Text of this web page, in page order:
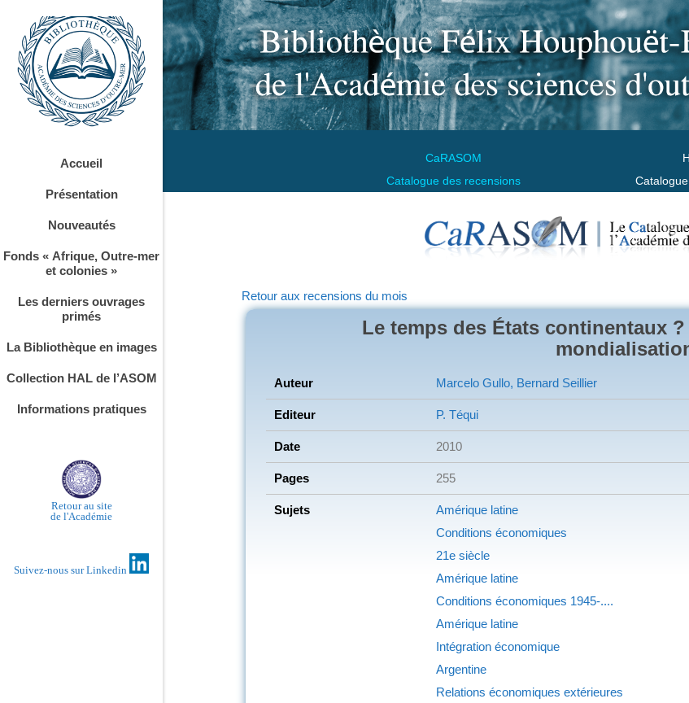
CaRASOM
Catalogue des recensions
Accueil
Présentation
Nouveautés
Fonds « Afrique, Outre-mer
et colonies »
Les derniers ouvrages
primés
La Bibliothèque en images
Collection HAL de l’ASOM
Informations pratiques
Retour au site
de l'Académie
Suivez-nous sur Linkedin
Retour aux recensions du mois
Le temps des États continentaux
Auteur Marcelo Gullo, Bernard Seillier
Editeur P. Téqui
Date 2010
Pages 255
Sujets
Amérique latine
Conditions économiques
21e siècle
Amérique latine
Conditions économiques 1945-....
Amérique latine
Intégration économique
Argentine
Relations économiques extérieures